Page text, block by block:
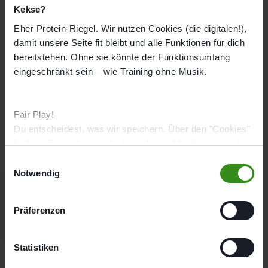
Kekse?
Eher Protein-Riegel. Wir nutzen Cookies (die digitalen!),
damit unsere Seite fit bleibt und alle Funktionen für dich
bereitstehen. Ohne sie könnte der Funktionsumfang
eingeschränkt sein – wie Training ohne Musik.
Fair Play!
Du entscheidest, was wir speichern. Über den "Cookies"
Link im Footer kannst du deine Auswahl jederzeit wieder
Notwendig
Präferenzen
Statistiken
Kontakt
Studiotelefon
+4928452976895
Studio-E-Mail-Adresse
ERGEBNISSE, DIE DU MESSEN KANNST
BEWÄHRT,